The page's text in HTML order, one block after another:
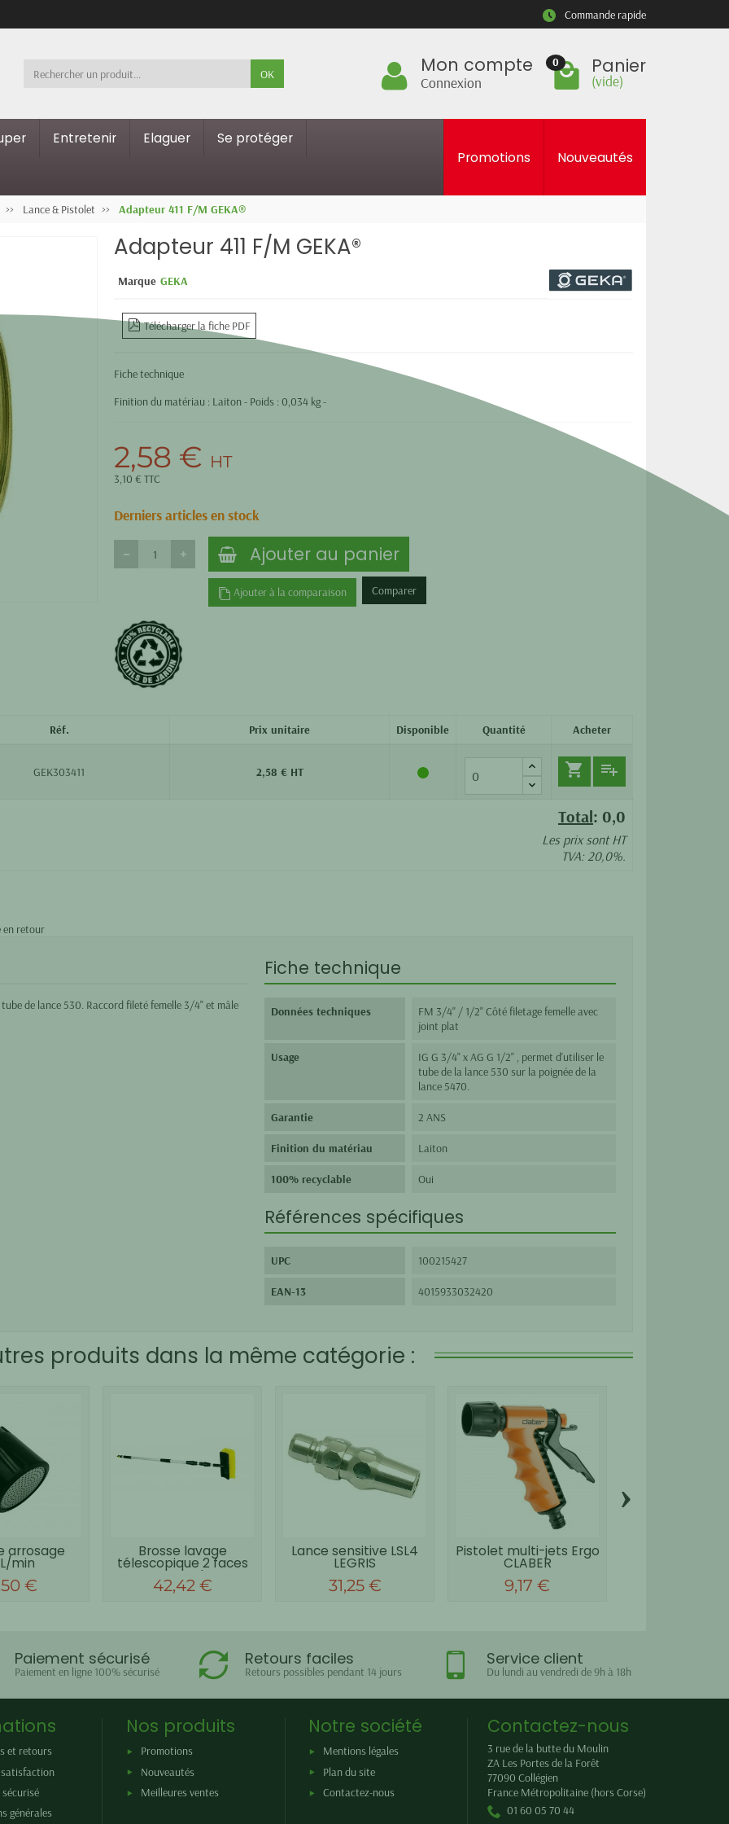
Commande rapide
OK Mon compte
Connexion
0 Panier
(vide)
Entretenir Elaguer
Se protéger
Promotions
Nouveautés
Lance & Pistolet Adapteur 411 F/M GEKA®
Adapteur 411 F/M GEKA®
Marque GEKA
Télécharger la fiche PDF
Fiche technique
Finition du matériau : Laiton - Poids : 0,034 kg -
2,58 € HT
3,10 € TTC
Derniers articles en stock
Ajouter au panier
Ajouter à la comparaison Comparer
Réf. Prix unitaire Disponible Quantité Acheter
GEK303411 2,58 € HT  
Total: 0,0
Les prix sont HT
TVA: 20,0%.
en retour
de lance 530. Raccord fileté femelle 3/4" et mâle
Fiche technique
Données techniques
FM 3/4" / 1/2" Côté filetage femelle avec
joint plat
Usage
IG G 3/4" x AG G 1/2" , permet d'utiliser le
tube de la lance 530 sur la poignée de la
lance 5470.
Garantie 2 ANS
Finition du matériau Laiton
100% recyclable Oui
Références spécifiques
UPC 100215427
EAN-13 4015933032420
produits dans la même catégorie :
arrosage
min
€
Brosse lavage
télescopique 2 faces
raccord...
42,42 €
Lance sensitive LSL4
LEGRIS
31,25 €
Pistolet multi-jets Ergo
CLABER
9,17 €
›
Paiement sécurisé
Paiement en ligne 100% sécurisé
Retours faciles
Retours possibles pendant 14 jours
Service client
Du lundi au vendredi de 9h à 18h
et retours
générales
Nos produits
Promotions
Nouveautés
Meilleures ventes
Notre société
Mentions légales
Plan du site
Contactez-nous
Contactez-nous
3 rue de la butte du Moulin
ZA Les Portes de la Forêt
77090 Collégien
France Métropolitaine (hors Corse)
01 60 05 70 44